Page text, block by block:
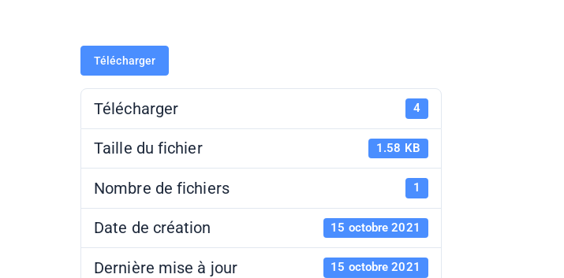
Télécharger
Télécharger 4
Taille du fichier 1.58 KB
Nombre de fichiers 1
Date de création 15 octobre 2021
Dernière mise à jour 15 octobre 2021